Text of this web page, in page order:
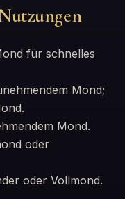
für schnelles
Mond;
Mond.
oder
oder Vollmond.